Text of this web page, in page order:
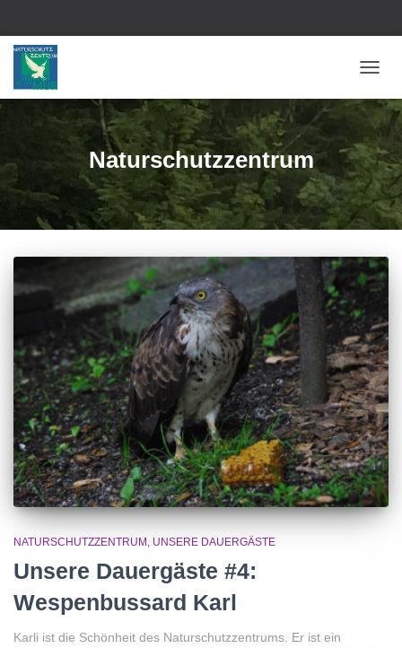
Naturschutzzentrum
NATURSCHUTZZENTRUM UNSERE DAUERGÄSTE
Unsere Dauergäste #4:
Wespenbussard Karl
Karli ist die Schönheit des Naturschutzzentrums. Er ist ein